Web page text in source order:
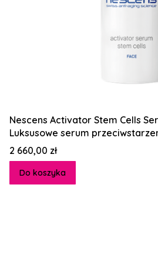
Nescens Activator Stem Cells
Luksusowe serum
Cena
2 660,00 zł
Do koszyka